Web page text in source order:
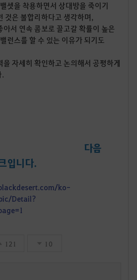
셋을 착용하면서 상대방을 죽이기
것은 불합리하다고 생각하며,
서 연속 콤보로 끌고갈 확률이 높은
런스를 할 수 있는 이유가 되기도
자세히 확인하고 논의해서 공평하게
.
다음
입니다.
ko-
Detail?
121 10